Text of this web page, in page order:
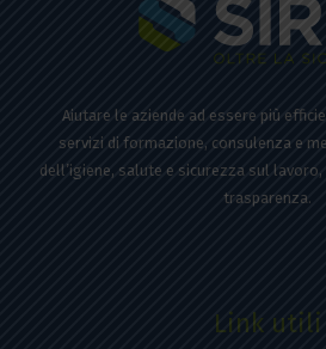
Aiutare le aziende ad essere più
servizi di formazione, consulenza e
dell’igiene, salute e sicurezza sul
trasparenza.
Link utili